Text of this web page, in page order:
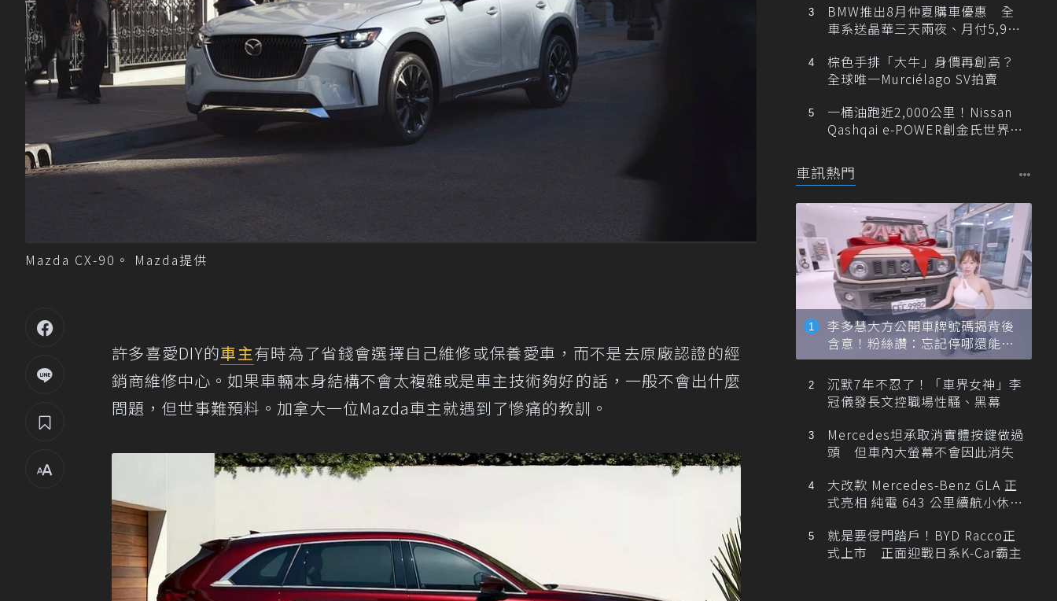
Mazda CX-90。 Mazda提供
許多喜愛DIY的車主有時為了省錢會選擇自己維修或保養愛車，而不是去原廠認證的經
銷商維修中心。如果車輛本身結構不會太複雜或是車主技術夠好的話，一般不會出什麼
問題，但世事難預料。加拿大一位Mazda車主就遇到了慘痛的教訓。
BMW推出8月仲夏購車優惠 全
車系送晶華三天兩夜、月付5,900
棕色手排「大牛」身價再創高？
全球唯一Murciélago SV拍賣
一桶油跑近2,000公里！Nissan
Qashqai e-POWER創金氏世界紀
車訊熱門
李多慧大方公開車牌號碼揭背後
含意！粉絲讚：忘記停哪還能幫
忙找車
沉默7年不忍了！「車界女神」李
冠儀發長文控職場性騷、黑幕
Mercedes坦承取消實體按鍵做過
頭 但車內大螢幕不會因此消失
大改款 Mercedes-Benz GLA 正
式亮相 純電 643 公里續航小休
就是要侵門踏戶！BYD Racco正
式上市 正面迎戰日系K-Car霸主